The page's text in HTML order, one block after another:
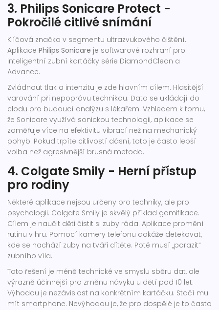
3. Philips Sonicare Protect -
Pokročilé citlivé snímání
Klíčová značka v segmentu ultrazvukového čištění.
Aplikace Philips Sonicare je softwarové rozhraní pro
inteligentní zubní kartáčky série DiamondClean a
Advance.
Zvládnout tlak a intenzitu je zde hlavním cílem. Hlasitější
varování při nepoprávu technikou. Data se ukládají do
clodu pro budoucí analýzu s lékařem. Vzhledem k tomu,
že Sonicare využívá sonickou technologii, aplikace se
zaměřuje více na efektivitu vibrací než na mechanický
pohyb. Pokud trpíte citlivostí dásní, toto je často lepší
volba než agresivnější brusná metoda.
4. Colgate Smily - Herní přístup
pro rodiny
Některé aplikace nejsou určeny pro techniky, ale pro
psychologii. Colgate Smily je skvělý příklad gamifikace.
Cílem je naučit děti čistit si zuby ráda. Aplikace promění
rutinu v hru. Pomocí kamery telefonu dokáže detekovat,
kde se nachází zuby na tváři dítěte. Poté musí „porazit“
zubního víla.
Toto řešení je méně technické ve smyslu sběru dat, ale
výrazně účinnější pro změnu návyku u dětí pod 10 let.
Výhodou je nezávislost na konkrétním kartáčku. Stačí mu
mít smartphone. Nevýhodou je, že pro dospělé je to často